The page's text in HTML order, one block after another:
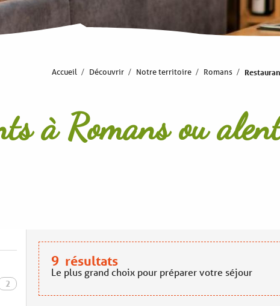
Accueil Découvrir Notre territoire Romans
à Romans ou
2
9 résultats
Le plus grand choix pour préparer votre séjour